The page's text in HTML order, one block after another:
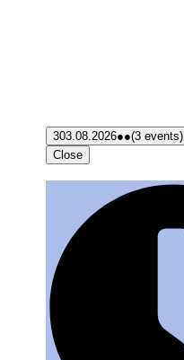
303.08.2026●●(3 events)
Close